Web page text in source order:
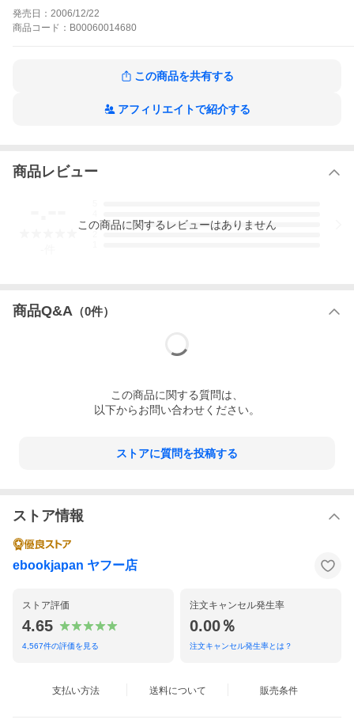
た…。「龍錦」と河島町の未来を懸けて、日本一の吟醸酒造りを
目指した『夏子の酒』、夏子の夢と情熱が実を結ぶ、感動の完結
編!!
発売日： 2006/12/22
商品 コード： B00060014680
この商品を共有する
アフィリエイトで紹介する
商品レビュー
3
この商品に関するレビューはありません
商品Q&A （0件）
この商品に関する質問は、
以下からお問い合わせください。
ストアに質問を投稿する
ストア情報
ebookjapan ヤフー店
ストア評価
4.65
4,567件の評価を見る
注文キャンセル発生率
0.00％
注文キャンセル発生率とは？
支払い方法 送料について 販売条件